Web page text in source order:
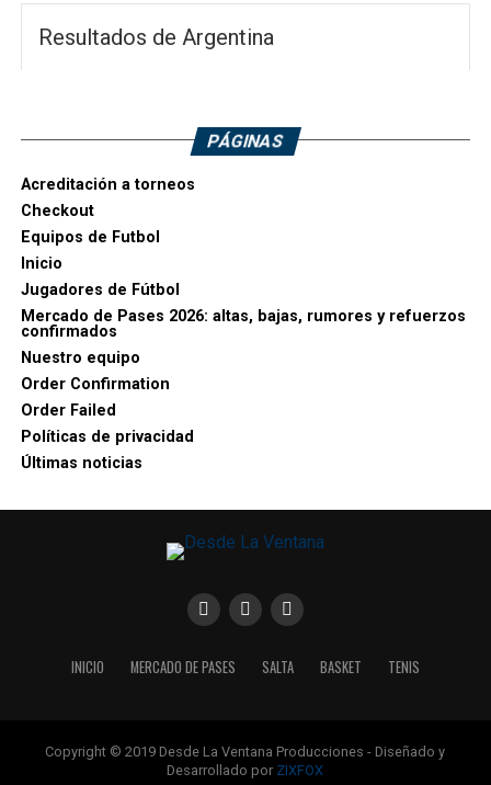
Resultados de Argentina
PÁGINAS
Acreditación a torneos
Checkout
Equipos de Futbol
Inicio
Jugadores de Fútbol
Mercado de Pases 2026: altas, bajas, rumores y refuerzos
confirmados
Nuestro equipo
Order Confirmation
Order Failed
Políticas de privacidad
Últimas noticias
INICIO MERCADO DE PASES SALTA BASKET TENIS
Copyright © 2019 Desde La Ventana Producciones - Diseñado y
Desarrollado por ZIXFOX